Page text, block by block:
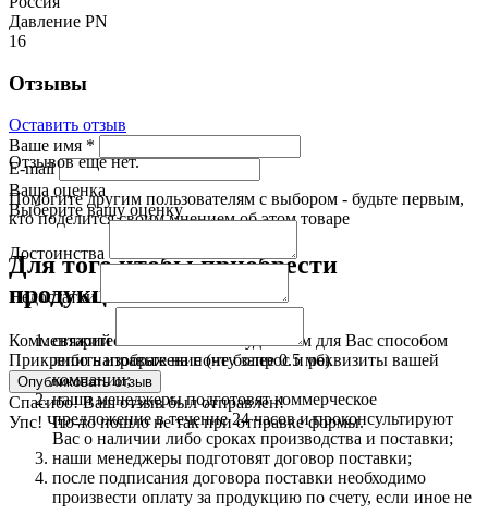
Давление PN
16
Отзывы
Оставить отзыв
Ваше имя *
E-mail
Ваша оценка
Выберите вашу оценку
Достоинства
Недостатки
Комментарий
Прикрепить изображение (не более 0.5 мб)
Спасибо! Ваш отзыв был отправлен!
Упс! Что-то пошло не так при отправке формы.
Отзывов еще нет.
Помогите другим пользователям с выбором - будьте первым,
кто поделится своим мнением об этом товаре
Для того чтобы приобрести
продукцию:
свяжитесь с нами любым удобным для Вас способом
либо направьте на почту запрос и реквизиты вашей
компании;
наши менеджеры подготовят коммерческое
предложение в течение 24 часов и проконсультируют
Вас о наличии либо сроках производства и поставки;
наши менеджеры подготовят договор поставки;
после подписания договора поставки необходимо
произвести оплату за продукцию по счету, если иное не